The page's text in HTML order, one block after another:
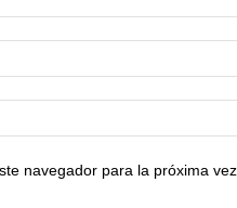
navegador para la próxima